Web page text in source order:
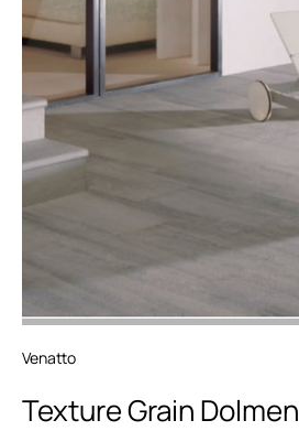
Venatto
Texture Grain Dolmen